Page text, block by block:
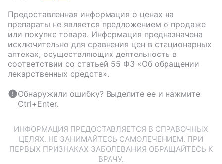
Предоставленная информация о ценах на
препараты не является предложением о продаже
или покупке товара. Информация предназначена
исключительно для сравнения цен в стационарных
аптеках, осуществляющих деятельность в
соответствии со статьей 55 ФЗ «Об обращении
лекарственных средств».
Обнаружили ошибку? Выделите ее и нажмите
Ctrl+Enter.
ИНФОРМАЦИЯ ПРЕДОСТАВЛЯЕТСЯ В СПРАВОЧНЫХ
ЦЕЛЯХ. НЕ ЗАНИМАЙТЕСЬ САМОЛЕЧЕНИЕМ. ПРИ
ПЕРВЫХ ПРИЗНАКАХ ЗАБОЛЕВАНИЯ ОБРАЩАЙТЕСЬ К
ВРАЧУ.